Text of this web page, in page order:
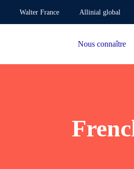
Walter France Allinial global
Nous connaître